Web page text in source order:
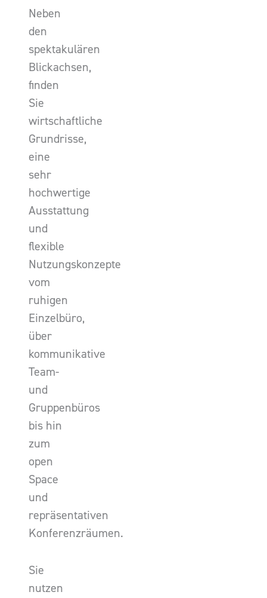
Neben
den
spektakulären
Blickachsen,
finden
Sie
wirtschaftliche
Grundrisse,
eine
sehr
hochwertige
Ausstattung
und
flexible
Nutzungskonzepte
vom
ruhigen
Einzelbüro,
über
kommunikative
Team-
und
Gruppenbüros
bis hin
zum
open
Space
und
repräsentativen
Konferenzräumen.
Sie
nutzen